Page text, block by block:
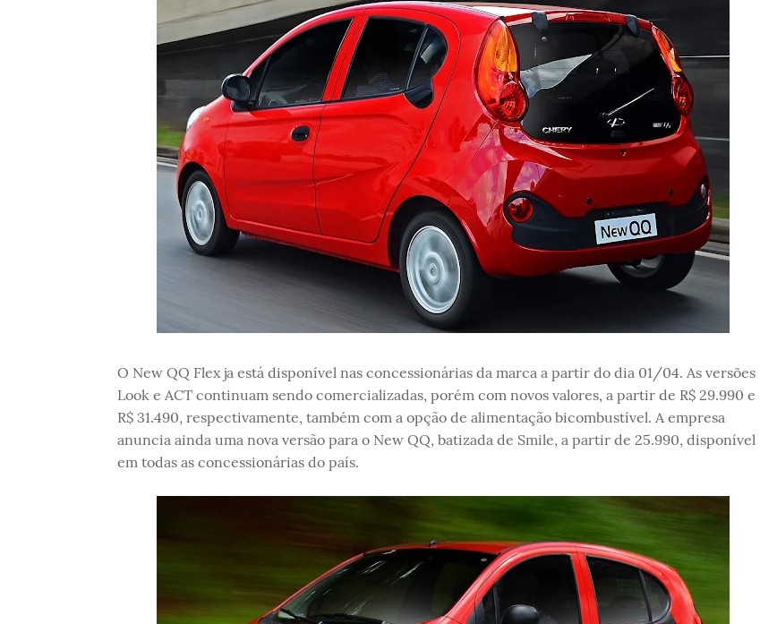
O New QQ Flex ja está disponível nas concessionárias da marca a partir do dia 01/04. As versões
Look e ACT continuam sendo comercializadas, porém com novos valores, a partir de R$ 29.990 e
R$ 31.490, respectivamente, também com a opção de alimentação bicombustível. A empresa
anuncia ainda uma nova versão para o New QQ, batizada de Smile, a partir de 25.990, disponível
em todas as concessionárias do país.